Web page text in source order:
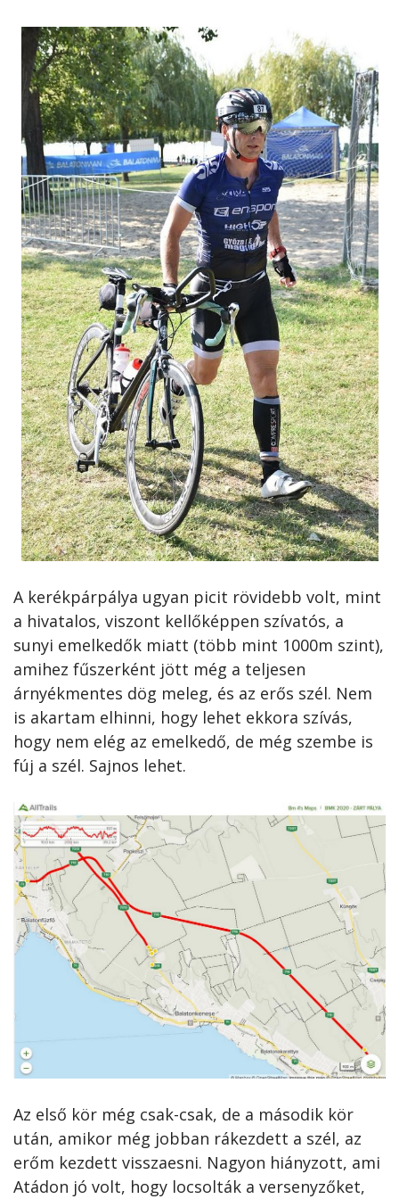
A kerékpárpálya ugyan picit rövidebb volt, mint
a hivatalos, viszont kellőképpen szívatós, a
sunyi emelkedők miatt (több mint 1000m szint),
amihez fűszerként jött még a teljesen
árnyékmentes dög meleg, és az erős szél. Nem
is akartam elhinni, hogy lehet ekkora szívás,
hogy nem elég az emelkedő, de még szembe is
fúj a szél. Sajnos lehet.
Az első kör még csak-csak, de a második kör
után, amikor még jobban rákezdett a szél, az
erőm kezdett visszaesni. Nagyon hiányzott, ami
Atádon jó volt, hogy locsolták a versenyzőket,